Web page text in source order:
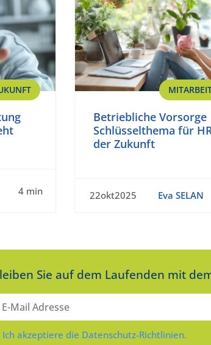
4 min
Betriebliche Vorsorge
Schlüsselthema für
der Zukunft
22okt2025 Eva SELAN
Sie auf dem Laufenden mit
Ich akzeptiere die Datenschutz-Richtlinien.